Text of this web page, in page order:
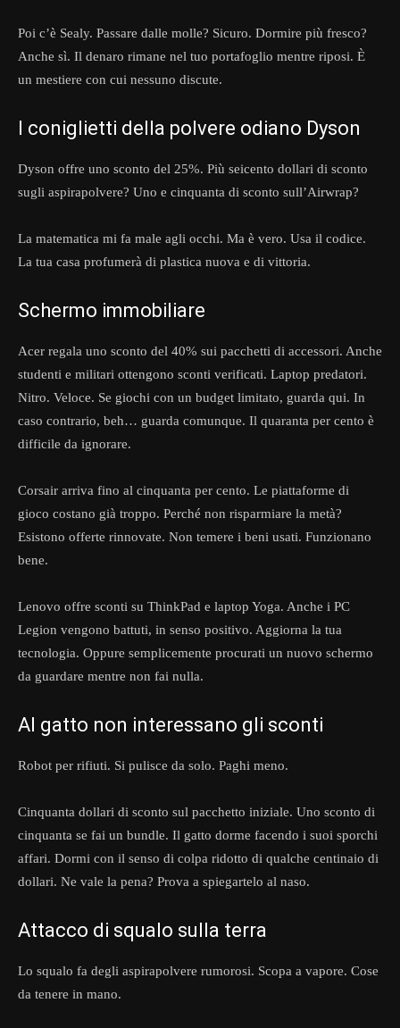
Poi c’è Sealy. Passare dalle molle? Sicuro. Dormire più fresco?
Anche sì. Il denaro rimane nel tuo portafoglio mentre riposi. È
un mestiere con cui nessuno discute.
I coniglietti della polvere odiano Dyson
Dyson offre uno sconto del 25%. Più seicento dollari di sconto
sugli aspirapolvere? Uno e cinquanta di sconto sull’Airwrap?
La matematica mi fa male agli occhi. Ma è vero. Usa il codice.
La tua casa profumerà di plastica nuova e di vittoria.
Schermo immobiliare
Acer regala uno sconto del 40% sui pacchetti di accessori. Anche
studenti e militari ottengono sconti verificati. Laptop predatori.
Nitro. Veloce. Se giochi con un budget limitato, guarda qui. In
caso contrario, beh… guarda comunque. Il quaranta per cento è
difficile da ignorare.
Corsair arriva fino al cinquanta per cento. Le piattaforme di
gioco costano già troppo. Perché non risparmiare la metà?
Esistono offerte rinnovate. Non temere i beni usati. Funzionano
bene.
Lenovo offre sconti su ThinkPad e laptop Yoga. Anche i PC
Legion vengono battuti, in senso positivo. Aggiorna la tua
tecnologia. Oppure semplicemente procurati un nuovo schermo
da guardare mentre non fai nulla.
Al gatto non interessano gli sconti
Robot per rifiuti. Si pulisce da solo. Paghi meno.
Cinquanta dollari di sconto sul pacchetto iniziale. Uno sconto di
cinquanta se fai un bundle. Il gatto dorme facendo i suoi sporchi
affari. Dormi con il senso di colpa ridotto di qualche centinaio di
dollari. Ne vale la pena? Prova a spiegartelo al naso.
Attacco di squalo sulla terra
Lo squalo fa degli aspirapolvere rumorosi. Scopa a vapore. Cose
da tenere in mano.